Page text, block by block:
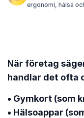
ergonomi, hälsa
När företag
handlar det ofta
• Gymkort (som
• Hälsoappar